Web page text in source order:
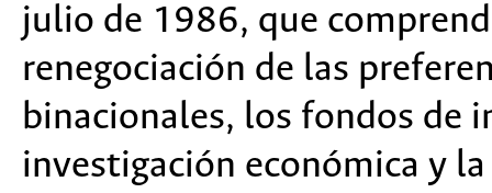
julio de 1986, que
renegociación de las
binacionales, los fondos de
investigación económica y